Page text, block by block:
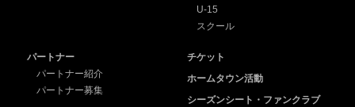
U-15
スクール
パートナー
パートナー紹介
パートナー募集
チケット
ホームタウン活動
シーズンシート・ファンクラブ